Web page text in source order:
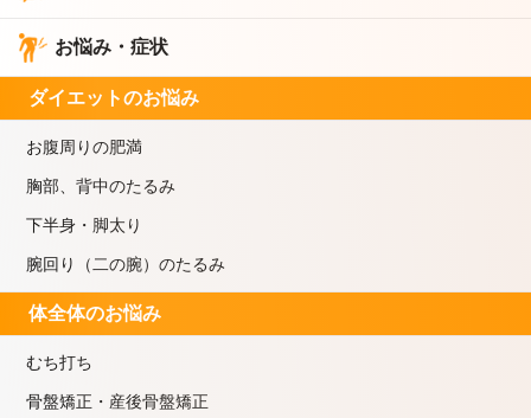
お悩み・症状
ダイエットのお悩み
お腹周りの肥満
胸部、背中のたるみ
下半身・脚太り
腕回り（二の腕）のたるみ
体全体のお悩み
むち打ち
骨盤矯正・産後骨盤矯正